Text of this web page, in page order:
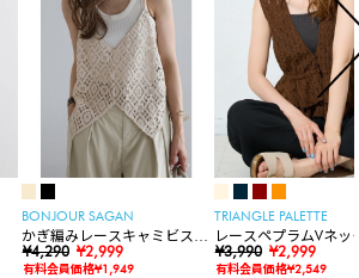
BONJOUR SAGAN
かぎ編みレースキャミビスチ
ェ
¥4,290 ¥2,999
有料会員価格¥1,949
TRIANGLE PALETTE
レースペプラムVネッ
ト
¥3,990 ¥2,999
有料会員価格¥2,549